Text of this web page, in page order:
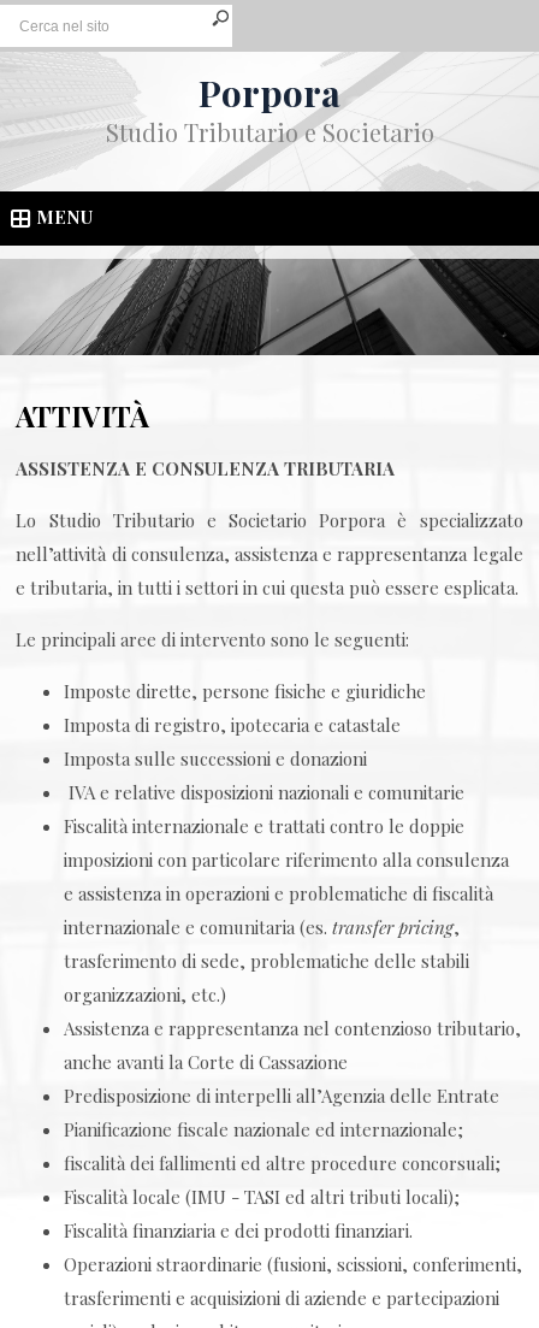
Porpora
Studio Tributario e Societario
MENU
ATTIVITÀ
ASSISTENZA E CONSULENZA TRIBUTARIA
Lo Studio Tributario e Societario Porpora è specializzato
nell’attività di consulenza, assistenza e rappresentanza legale
e tributaria, in tutti i settori in cui questa può essere esplicata.
Le principali aree di intervento sono le seguenti:
Imposte dirette, persone fisiche e giuridiche
Imposta di registro, ipotecaria e catastale
Imposta sulle successioni e donazioni
IVA e relative disposizioni nazionali e comunitarie
Fiscalità internazionale e trattati contro le doppie
imposizioni con particolare riferimento alla consulenza
e assistenza in operazioni e problematiche di fiscalità
internazionale e comunitaria (es.transfer pricing,
trasferimento di sede, problematiche delle stabili
organizzazioni, etc.)
Assistenza e rappresentanza nel contenzioso tributario,
anche avanti la Corte di Cassazione
Predisposizione di interpelli all’Agenzia delle Entrate
Pianificazione fiscale nazionale ed internazionale;
fiscalità dei fallimenti ed altre procedure concorsuali;
Fiscalità locale (IMU - TASI ed altri tributi locali);
Fiscalità finanziaria e dei prodotti finanziari.
Operazioni straordinarie (fusioni, scissioni, conferimenti,
trasferimenti e acquisizioni di aziende e partecipazioni